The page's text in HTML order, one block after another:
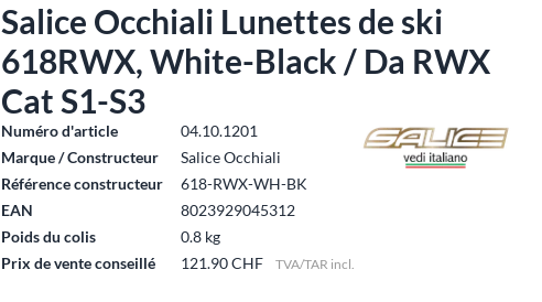
Salice Occhiali Lunettes de ski
618RWX, White-Black / Da RWX
Cat S1-S3
Numéro d'article
04.10.1201
Marque / Constructeur
Salice Occhiali
Référence constructeur
618-RWX-WH-BK
EAN
8023929045312
Poids du colis
0.8 kg
Prix de vente conseillé
121.90 CHF TVA/TAR incl.